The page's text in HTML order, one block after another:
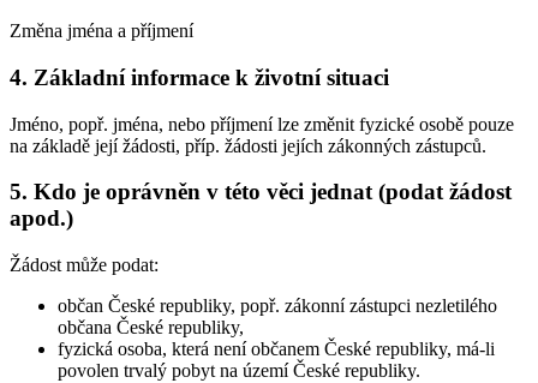
Změna jména a příjmení
4. Základní informace k životní situaci
Jméno, popř. jména, nebo příjmení lze změnit fyzické osobě pouze
na základě její žádosti, příp. žádosti jejích zákonných zástupců.
5. Kdo je oprávněn v této věci jednat (podat žádost
apod.)
Žádost může podat:
občan České republiky, popř. zákonní zástupci nezletilého
občana České republiky,
fyzická osoba, která není občanem České republiky, má-li
povolen trvalý pobyt na území České republiky.